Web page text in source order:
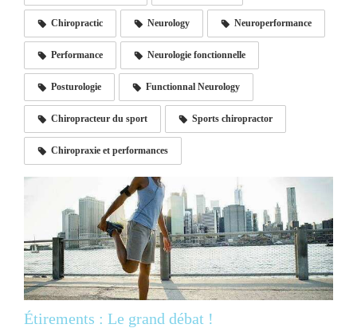
Chiropractic Neurology Neuroperformance
Performance Neurologie fonctionnelle
Posturologie Functionnal Neurology
Chiropracteur du sport Sports chiropractor
Chiropraxie et performances
Étirements : Le grand débat !